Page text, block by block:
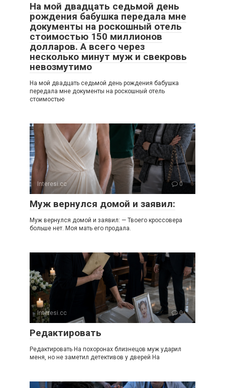
На мой двадцать седьмой день
рождения бабушка передала мне
документы на роскошный отель
стоимостью 150 миллионов
долларов. А всего через
несколько минут муж и свекровь
невозмутимо
На мой двадцать седьмой день рождения бабушка
передала мне документы на роскошный отель
стоимостью
Interesi.cc 0
Муж вернулся домой и заявил:
Муж вернулся домой и заявил: — Твоего кроссовера
больше нет. Моя мать его продала.
Interesi.cc 0
Редактировать
Редактировать На похоронах близнецов муж ударил
меня, но не заметил детективов у дверей На